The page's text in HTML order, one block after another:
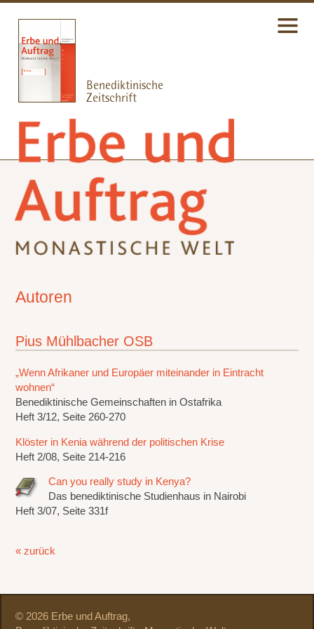
Autoren
Pius Mühlbacher OSB
„Wenn Afrikaner und Europäer miteinander in Eintracht
wohnen“
Benediktinische Gemeinschaften in Ostafrika
Heft 3/12, Seite 260-270
Klöster in Kenia während der politischen Krise
Heft 2/08, Seite 214-216
Can you really study in Kenya?
Das benediktinische Studienhaus in Nairobi
Heft 3/07, Seite 331f
« zurück
© 2026 Erbe und Auftrag,